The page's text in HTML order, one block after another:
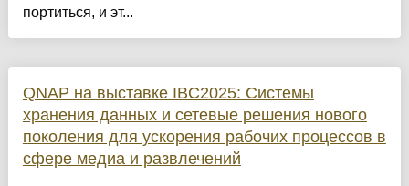
портиться, и эт...
QNAP на выставке IBC2025: Системы
хранения данных и сетевые решения нового
поколения для ускорения рабочих процессов в
сфере медиа и развлечений